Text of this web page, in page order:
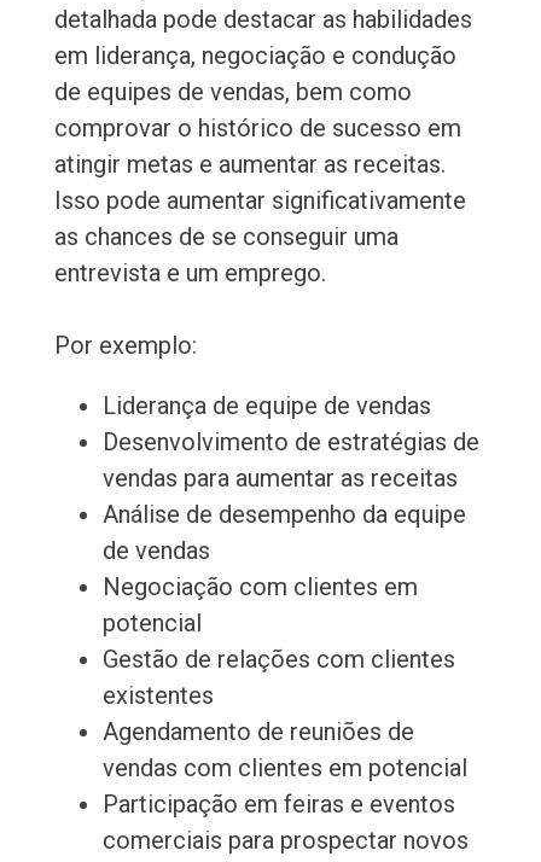
detalhada pode destacar as habilidades
em liderança, negociação e condução
de equipes de vendas, bem como
comprovar o histórico de sucesso em
atingir metas e aumentar as receitas.
Isso pode aumentar significativamente
as chances de se conseguir uma
entrevista e um emprego.
Por exemplo:
Liderança de equipe de vendas
Desenvolvimento de estratégias de
vendas para aumentar as receitas
Análise de desempenho da equipe
de vendas
Negociação com clientes em
potencial
Gestão de relações com clientes
existentes
Agendamento de reuniões de
vendas com clientes em potencial
Participação em feiras e eventos
comerciais para prospectar novos